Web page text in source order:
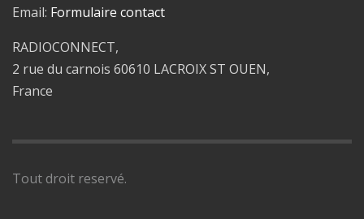
Email: Formulaire contact
RADIOCONNECT,
2 rue du carnois 60610 LACROIX ST OUEN,
France
Tout droit reservé.